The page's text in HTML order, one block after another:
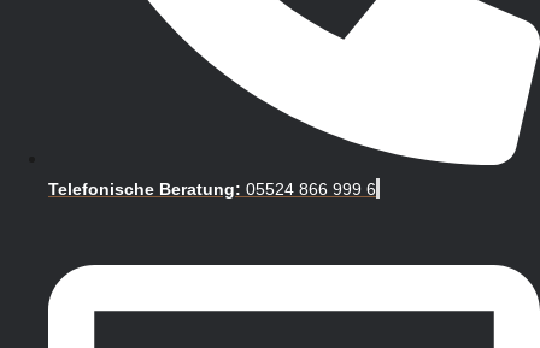
Telefonische Beratung: 05524 866 999 6